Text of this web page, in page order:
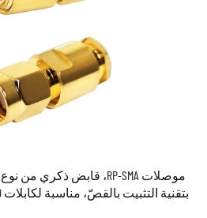
بتقنية التثبيت بالقصّ، مناسبة لكابلات RG58/LMR195/LMR200، محول